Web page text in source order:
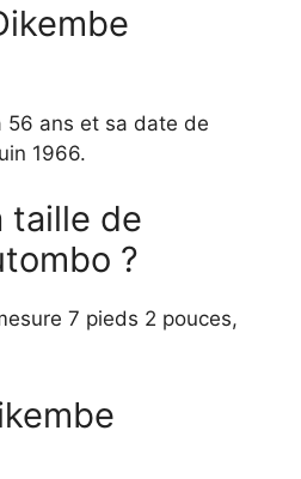
56 ans et sa date de
1966.
taille de
?
7 pieds 2 pouces,